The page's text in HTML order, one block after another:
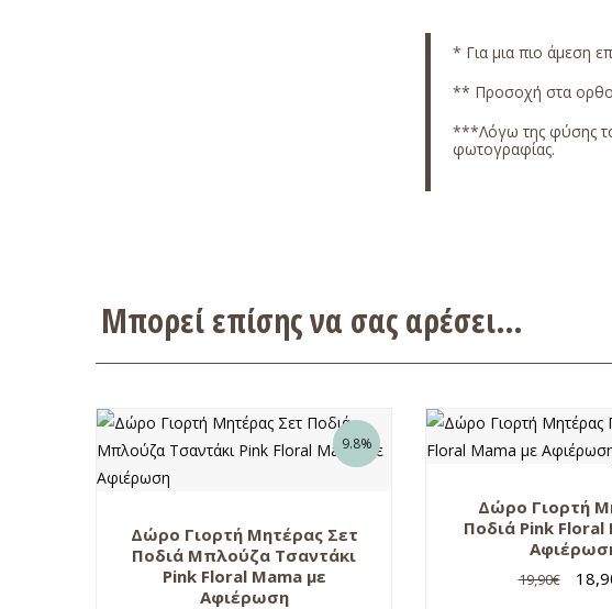
* Για μια πιο άμεση
** Προσοχή στα
***Λόγω της φύσης
φωτογραφίας.
Μπορεί επίσης να σας αρέσει…
9.8%
Δώρο Γιορτή Μητέρας Σετ
Ποδιά Μπλούζα Τσαντάκι
Pink Floral Mama με
Αφιέρωση
Δώρο Γιορτή
Ποδιά Pink Floral
19,90€